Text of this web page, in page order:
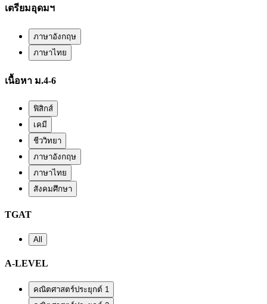
เตรียมอุดมฯ
ภาษาอังกฤษ
ภาษาไทย
เนื้อหา ม.4-6
ฟิสิกส์
เคมี
ชีววิทยา
ภาษาอังกฤษ
ภาษาไทย
สังคมศึกษา
TGAT
All
A-LEVEL
คณิตศาสตร์ประยุกต์ 1